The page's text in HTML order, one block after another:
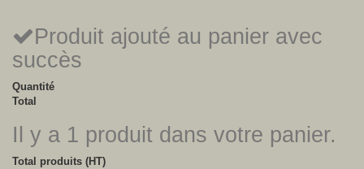
Produit ajouté au panier avec
succès
Quantité
Total
Il y a 1 produit dans votre panier.
Total produits (HT)